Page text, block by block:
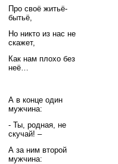
Про своё житьё-
бытьё,
Но никто из нас не
скажет,
Как нам плохо без
неё…
А в конце один
мужчина:
- Ты, родная, не
скучай! –
А за ним второй
мужчина: